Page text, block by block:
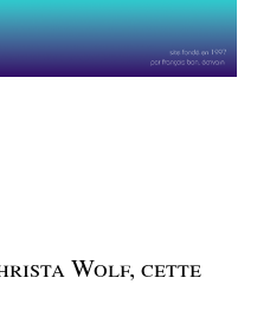
Wolf, cette